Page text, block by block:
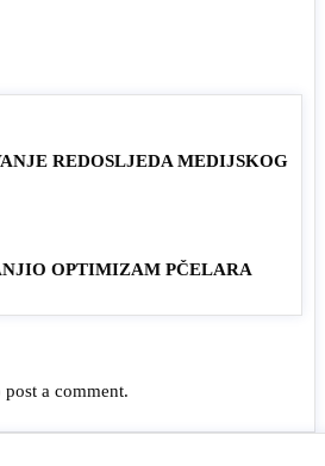
REDOSLJEDA MEDIJSKOG
OPTIMIZAM PČELARA
post a comment.